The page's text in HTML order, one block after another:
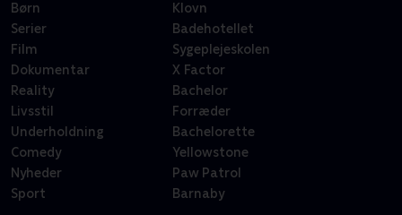
Børn
Serier
Film
Dokumentar
Reality
Livsstil
Underholdning
Comedy
Nyheder
Sport
Klovn
Badehotellet
Sygeplejeskolen
X Factor
Bachelor
Forræder
Bachelorette
Yellowstone
Paw Patrol
Barnaby